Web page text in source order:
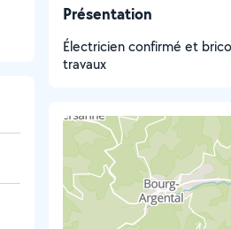
Présentation
Électricien confirmé et
travaux